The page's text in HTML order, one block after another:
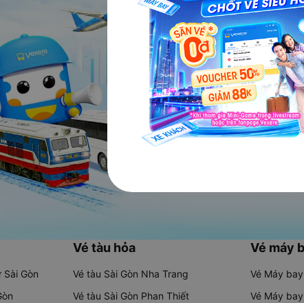
cao,
vụ thuê xe
Ứng dụng
người
chóng và
Tải ứng
Gòn
Vé tàu hỏa
Vé tàu Sài Gòn Nha Trang
Vé tàu Sài Gòn Phan Thiết
Vé máy
Vé Máy
Vé Máy